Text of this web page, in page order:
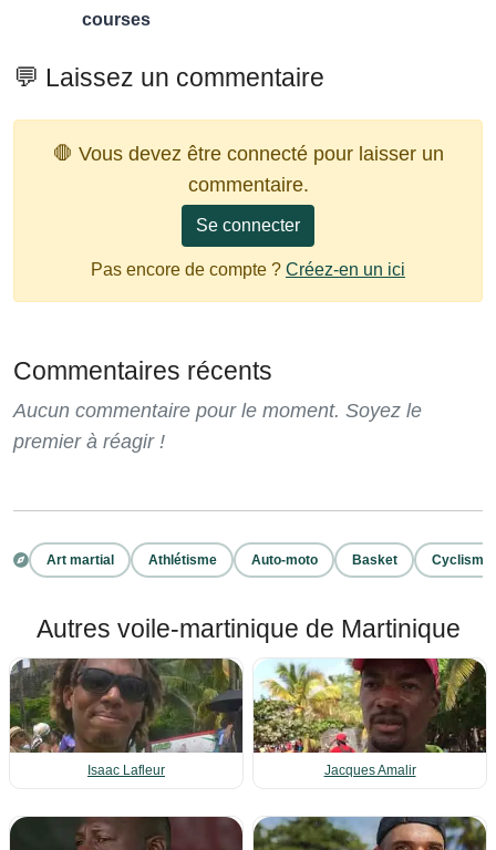
courses
💬 Laissez un commentaire
🛑 Vous devez être connecté pour laisser un
commentaire.
Se connecter
Pas encore de compte ? Créez-en un ici
Commentaires récents
Aucun commentaire pour le moment. Soyez le
premier à réagir !
Art martial Athlétisme Auto-moto Basket Cyclisme
Autres voile-martinique de Martinique
Isaac Lafleur Jacques Amalir